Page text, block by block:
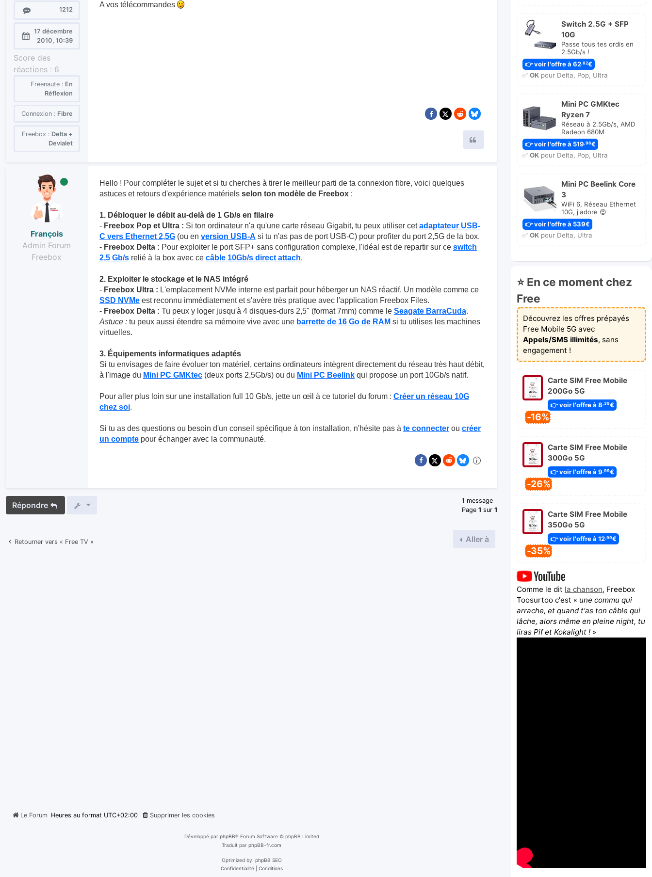
Messages 1212
Enregistré
17 décembre
2010, 10:39
Score des
réactions : 6
Freenaute : En
Réflexion
Connexion : Fibre
Freebox : Delta +
Devialet
A vos télécommandes
François
Admin Forum
Freebox
Hello ! Pour compléter le sujet et si tu cherches à tirer le meilleur parti de ta connexion fibre, voici quelques
astuces et retours d'expérience matériels selon ton modèle de Freebox:
1. Débloquer le débit au-delà de 1 Gb/s en filaire
- Freebox Pop et Ultra : Si ton ordinateur n'a qu'une carte réseau Gigabit, tu peux utiliser cetadaptateur USB-
C vers Ethernet 2,5G(ou en version USB-A si tu n'as pas de port USB-C) pour profiter du port 2,5G de la box.
- Freebox Delta : Pour exploiter le port SFP+ sans configuration complexe, l'idéal est de repartir sur ce switch
2,5 Gb/srelié à la box avec ce câble 10Gb/s direct attach.
2. Exploiter le stockage et le NAS intégré
- Freebox Ultra : L'emplacement NVMe interne est parfait pour héberger un NAS réactif. Un modèle comme ce
SSD NVMeest reconnu immédiatement et s'avère très pratique avec l'application Freebox Files.
- Freebox Delta : Tu peux y loger jusqu'à 4 disques-durs 2,5" (format 7mm) comme le Seagate BarraCuda.
Astuce :tu peux aussi étendre sa mémoire vive avec une barrette de 16 Go de RAM si tu utilises les machines
virtuelles.
3. Équipements informatiques adaptés
Si tu envisages de faire évoluer ton matériel, certains ordinateurs intègrent directement du réseau très haut débit,
à l'image du Mini PC GMKtec(deux ports 2,5Gb/s) ou du Mini PC Beelinkqui propose un port 10Gb/s natif.
Pour aller plus loin sur une installation full 10 Gb/s, jette un œil à ce tutoriel du forum : Créer un réseau 10G
chez soi.
Si tu as des questions ou besoin d'un conseil spécifique à ton installation, n'hésite pas à te connecterou créer
un comptepour échanger avec la communauté.
Répondre
1 message
Page 1 sur 1
Retourner vers « Free TV » Aller à
Le Forum Heures au format UTC+02:00 Supprimer les cookies
Développé par phpBB® Forum Software © phpBB Limited
Traduit par phpBB-fr.com
Optimized by: phpBB SEO
Confidentialité| Conditions
Switch 2.5G + SFP
10G
Passe tous tes ordis en
2.5Gb/s !
👉 voir l'offre à 62,82€
✅ OKpour Delta, Pop, Ultra
Mini PC GMKtec
Ryzen 7
Réseau à 2.5Gb/s, AMD
Radeon 680M
👉 voir l'offre à 519,96€
✅ OKpour Delta, Pop, Ultra
Mini PC Beelink Core
3
WiFi 6, Réseau Ethernet
10G, j'adore 😍
👉 voir l'offre à 539€
✅ OKpour Delta, Ultra
⭐ En ce moment chez
Free
Découvrez les offres prépayés
Free Mobile 5G avec
Appels/SMS illimités, sans
engagement !
Carte SIM Free Mobile
200Go 5G
👉 voir l'offre à 8,39€
-16%
Carte SIM Free Mobile
300Go 5G
👉 voir l'offre à 9 ,99€
-26%
Carte SIM Free Mobile
350Go 5G
👉 voir l'offre à 12,99€
-35%
Comme le dit la chanson, Freebox
Toosurtoo c'est « une commu qui
arrache, et quand t'as ton câble qui
lâche, alors même en pleine night, tu
liras Pif et Kokalight ! »